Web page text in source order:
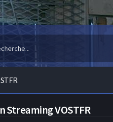
Streaming VOSTFR